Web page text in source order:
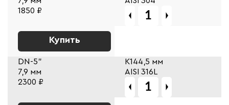
1850 ₽
Купить
DN-5"
К144,5 мм
7,9 мм
AISI 316L
2300 ₽